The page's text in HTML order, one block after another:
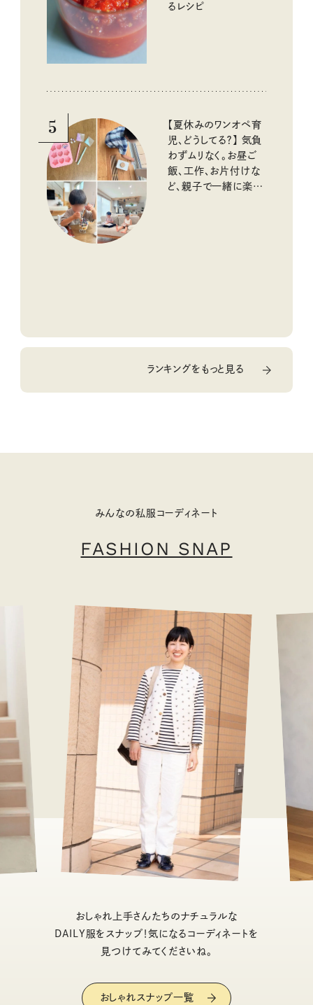
るレシピ
5
【夏休みのワンオペ育
児、どうしてる？】 気負
わずムリなく。お昼ご
飯、工作、お片付けな
ど、親子で一緒に楽し
ランキングをもっと見る
みんなの私服コーディネート
FASHION SNAP
おしゃれ上手さんたちのナチュラルな
DAILY服をスナップ！気になるコーディネートを
見つけてみてくださいね。
おしゃれスナップ一覧